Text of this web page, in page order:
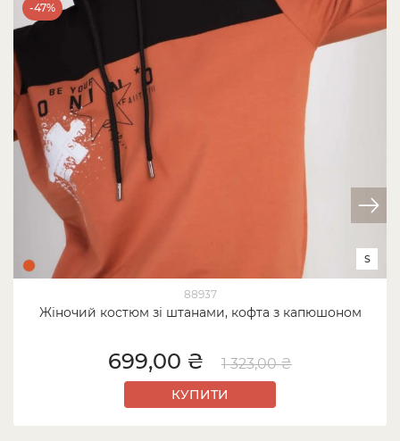
-47%
88937
Жіночий костюм зі штанами, кофта з капюшоном
S
699,00 ₴ 1 323,00 ₴
КУПИТИ